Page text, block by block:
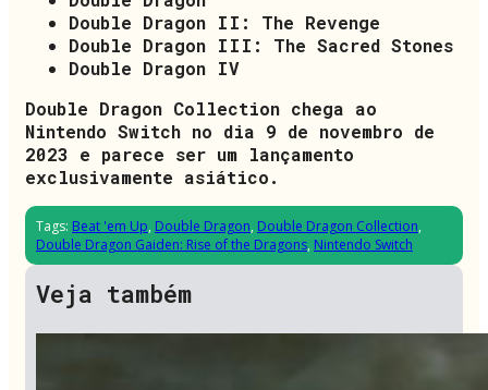
Double Dragon II: The Revenge
Double Dragon III: The Sacred Stones
Double Dragon IV
Double Dragon Collection chega ao
Nintendo Switch no dia 9 de novembro de
2023 e parece ser um lançamento
exclusivamente asiático.
Tags: Beat 'em Up, Double Dragon, Double Dragon Collection,
Double Dragon Gaiden: Rise of the Dragons, Nintendo Switch
Veja também